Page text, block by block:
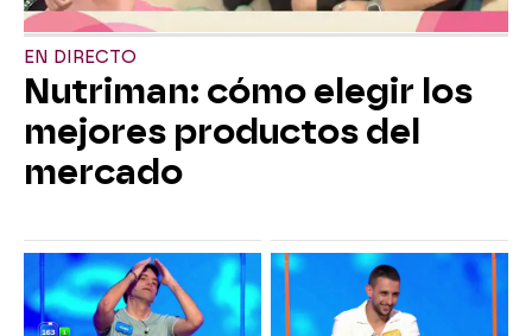
EN DIRECTO
Nutriman: cómo elegir los
mejores productos del
mercado